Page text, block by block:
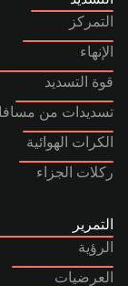
التمركز
الإنهاء
قوة التسديد
تسديدات من
الكرات الهوائية
ركلات الجزاء
التمرير
الرؤية
العرضيات